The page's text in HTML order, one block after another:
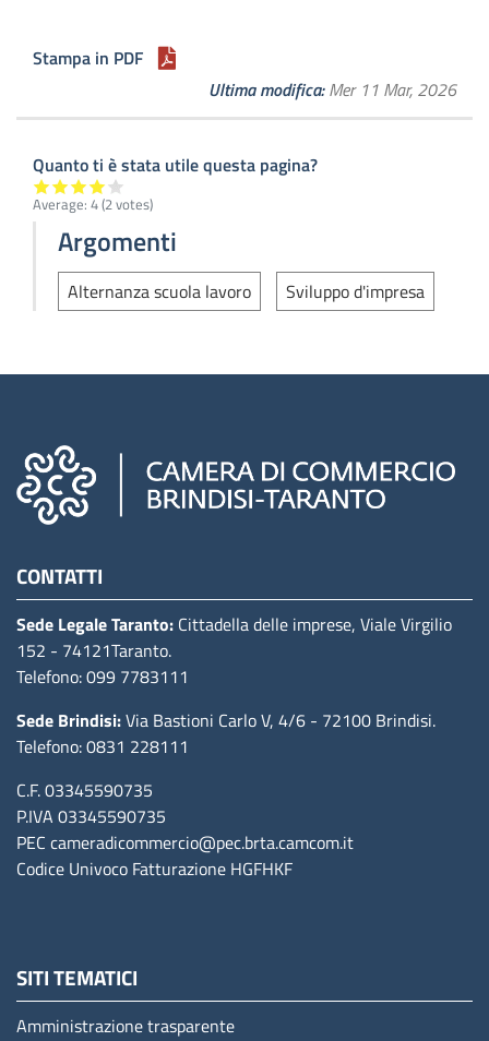
Stampa in PDF
Ultima modifica Mer 11 Mar, 2026
Quanto ti è stata utile questa pagina?
Average: 4(2votes)
Argomenti
Alternanza scuola lavoro Sviluppo d'impresa
CONTATTI
Sede Legale Taranto: Cittadella delle imprese, Viale Virgilio
152 - 74121Taranto.
Telefono: 099 7783111
Sede Brindisi:Via Bastioni Carlo V, 4/6 - 72100 Brindisi.
Telefono: 0831 228111
C.F. 03345590735
P.IVA 03345590735
PEC cameradicommercio@pec.brta.camcom.it
Codice Univoco Fatturazione HGFHKF
SITI TEMATICI
Amministrazione trasparente